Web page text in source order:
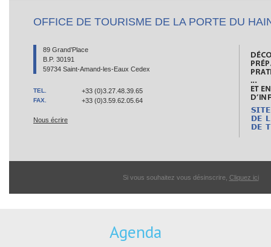
OFFICE DE TOURISME DE LA PORTE DU
89 Grand’Place
B.P. 30191
59734 Saint-Amand-les-Eaux Cedex
TEL. +33 (0)3.27.48.39.65
FAX. +33 (0)3.59.62.05.64
Nous écrire
Si vous souhaitez vous désinscrire, Cliquez ici
Agenda